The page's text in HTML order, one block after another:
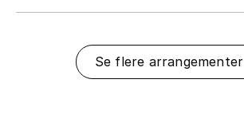
Se flere arrangementer